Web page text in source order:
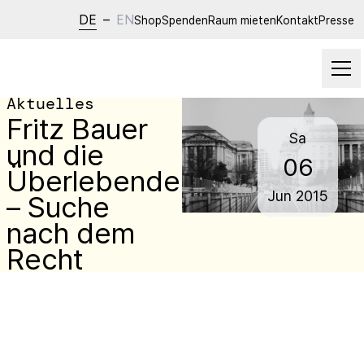
DE – ENShopSpendenRaum mietenKontaktPresse
Aktuelles
Fritz Bauer
und die
Überlebenden
– Suche
nach dem
Recht
Sa
06
Jun 2015